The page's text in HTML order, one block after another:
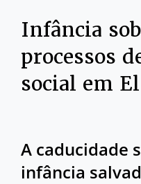
Infância
processos
social em
A caducidade
infância